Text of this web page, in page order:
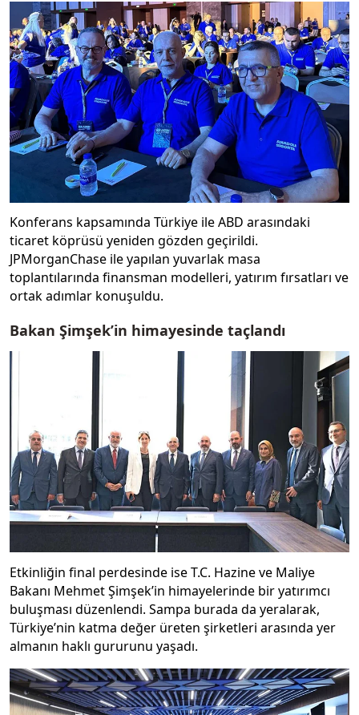
Konferans kapsamında Türkiye ile ABD arasındaki
ticaret köprüsü yeniden gözden geçirildi.
JPMorganChase ile yapılan yuvarlak masa
toplantılarında finansman modelleri, yatırım fırsatları ve
ortak adımlar konuşuldu.
Bakan Şimşek’in himayesinde taçlandı
Etkinliğin final perdesinde ise T.C. Hazine ve Maliye
Bakanı Mehmet Şimşek’in himayelerinde bir yatırımcı
buluşması düzenlendi. Sampa burada da yeralarak,
Türkiye’nin katma değer üreten şirketleri arasında yer
almanın haklı gururunu yaşadı.